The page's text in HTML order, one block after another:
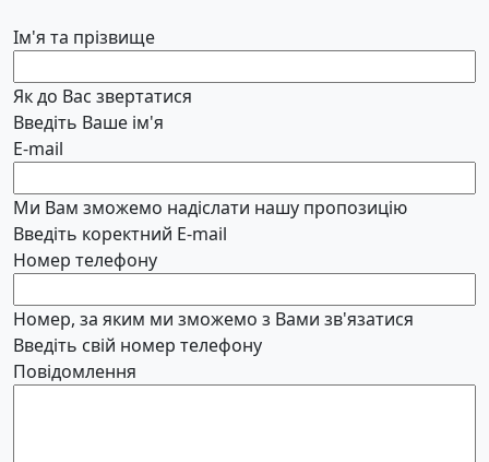
Ім'я та прізвище
Як до Вас звертатися
Введіть Ваше ім'я
E-mail
Ми Вам зможемо надіслати нашу пропозицію
Введіть коректний E-mail
Номер телефону
Номер, за яким ми зможемо з Вами зв'язатися
Введіть свій номер телефону
Повідомлення